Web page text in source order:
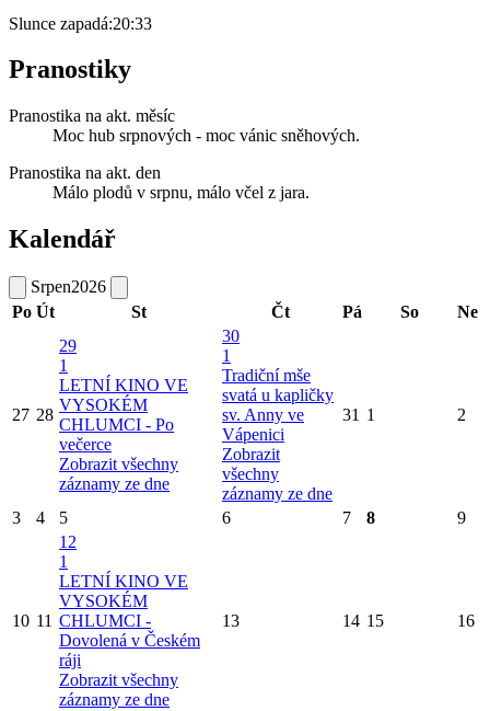
Slunce zapadá:20:33
Pranostiky
Pranostika na akt. měsíc
Moc hub srpnových - moc vánic sněhových.
Pranostika na akt. den
Málo plodů v srpnu, málo včel z jara.
Kalendář
Srpen2026
Po Út St Čt Pá So Ne
27 28
29
1
LETNÍ KINO VE
VYSOKÉM
CHLUMCI - Po
večerce
Zobrazit všechny
záznamy ze dne
30
1
Tradiční mše
svatá u kapličky
sv. Anny ve
Vápenici
Zobrazit
všechny
záznamy ze dne
31 1 2
3 4 5 6 7 8 9
10 11
12
1
LETNÍ KINO VE
VYSOKÉM
CHLUMCI -
Dovolená v Českém
ráji
Zobrazit všechny
záznamy ze dne
13 14 15 16